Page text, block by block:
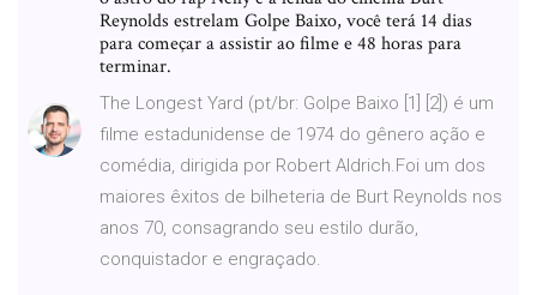
Reynolds estrelam Golpe Baixo, você terá 14 dias
para começar a assistir ao filme e 48 horas para
terminar.
The Longest Yard (pt/br: Golpe Baixo [1] [2]) é um
filme estadunidense de 1974 do gênero ação e
comédia, dirigida por Robert Aldrich.Foi um dos
maiores êxitos de bilheteria de Burt Reynolds nos
anos 70, consagrando seu estilo durão,
conquistador e engraçado.